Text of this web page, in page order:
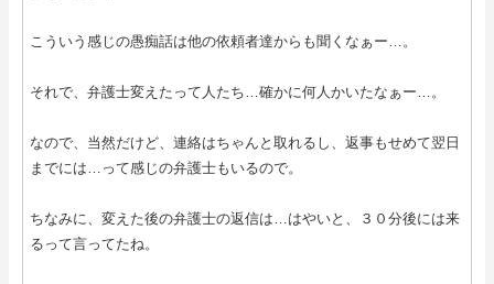
こういう感じの愚痴話は他の依頼者達からも聞くなぁー…。
それで、弁護士変えたって人たち…確かに何人かいたなぁー…。
なので、当然だけど、連絡はちゃんと取れるし、返事もせめて翌日
までには…って感じの弁護士もいるので。
ちなみに、変えた後の弁護士の返信は…はやいと、３０分後には来
るって言ってたね。